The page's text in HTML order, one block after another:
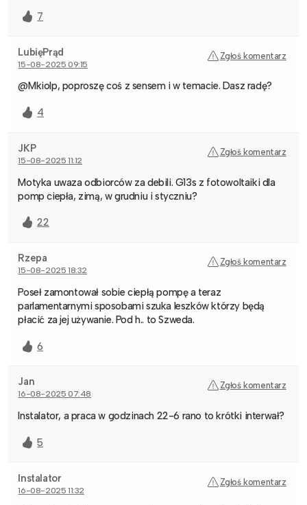
7
LubięPrąd
15-08-2025 09:15
Zgłoś komentarz
@Mkiolp, poproszę coś z sensem i w temacie. Dasz radę?
4
JKP
15-08-2025 11:12
Zgłoś komentarz
Motyka uwaza odbiorców za debili. G13s z fotowoltaiki dla
pomp ciepła, zimą, w grudniu i styczniu?
22
Rzepa
15-08-2025 18:32
Zgłoś komentarz
Poseł zamontował sobie ciepłą pompę a teraz
parlamentarnymi sposobami szuka leszków którzy będą
płacić za jej używanie. Pod h.. to Szweda.
6
Jan
16-08-2025 07:48
Zgłoś komentarz
Instalator, a praca w godzinach 22-6 rano to krótki interwał?
5
Instalator
16-08-2025 11:32
Zgłoś komentarz